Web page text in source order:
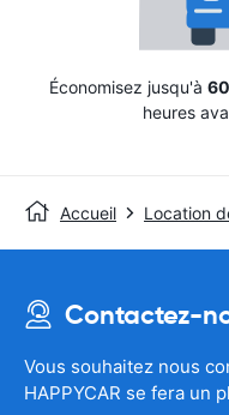
Économisez jusqu'à
heures
Accueil Location
Contactez-
Vous souhaitez nous
HAPPYCAR se fera un